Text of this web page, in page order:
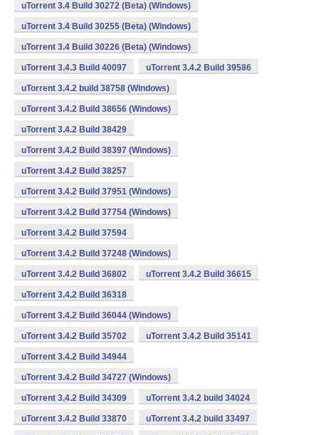
uTorrent 3.4 Build 30272 (Beta) (Windows)
uTorrent 3.4 Build 30255 (Beta) (Windows)
uTorrent 3.4 Build 30226 (Beta) (Windows)
uTorrent 3.4.3 Build 40097 uTorrent 3.4.2 Build 39586
uTorrent 3.4.2 build 38758 (Windows)
uTorrent 3.4.2 Build 38656 (Windows)
uTorrent 3.4.2 Build 38429
uTorrent 3.4.2 Build 38397 (Windows)
uTorrent 3.4.2 Build 38257
uTorrent 3.4.2 Build 37951 (Windows)
uTorrent 3.4.2 Build 37754 (Windows)
uTorrent 3.4.2 Build 37594
uTorrent 3.4.2 Build 37248 (Windows)
uTorrent 3.4.2 Build 36802 uTorrent 3.4.2 Build 36615
uTorrent 3.4.2 Build 36318
uTorrent 3.4.2 Build 36044 (Windows)
uTorrent 3.4.2 Build 35702 uTorrent 3.4.2 Build 35141
uTorrent 3.4.2 Build 34944
uTorrent 3.4.2 Build 34727 (Windows)
uTorrent 3.4.2 Build 34309 uTorrent 3.4.2 build 34024
uTorrent 3.4.2 Build 33870 uTorrent 3.4.2 build 33497